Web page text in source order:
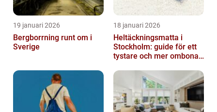
19 januari 2026
Bergborrning runt om i
Sverige
18 januari 2026
Heltäckningsmatta i
Stockholm: guide för ett
tystare och mer ombonat